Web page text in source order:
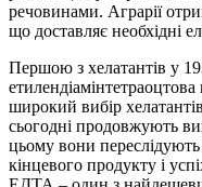
речовинами. Аграрії
що доставляє необхідні
Першою з хелатантів у
широкий вибір
сьогодні продовжують
цьому вони
кінцевого продукту і